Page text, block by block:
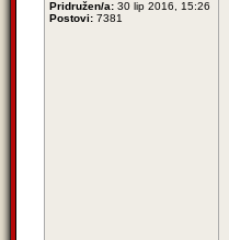
Pridružen/a: 30 lip 2016, 15:26
Postovi: 7381